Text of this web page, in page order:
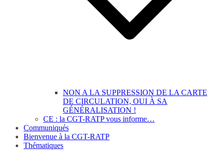
NON A LA SUPPRESSION DE LA CARTE
DE CIRCULATION, OUI À SA
GÉNÉRALISATION !
CE : la CGT-RATP vous informe…
Communiqués
Bienvenue à la CGT-RATP
Thématiques